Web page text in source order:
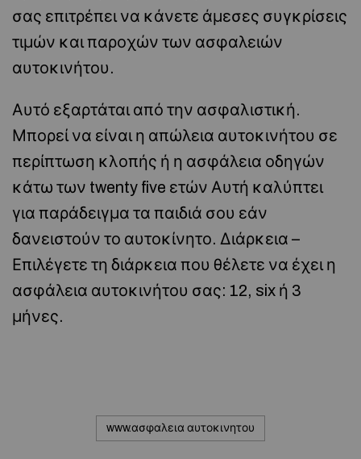
σας επιτρέπει να κάνετε άμεσες συγκρίσεις
τιμών και παροχών των ασφαλειών
αυτοκινήτου.
Αυτό εξαρτάται από την ασφαλιστική.
Μπορεί να είναι η απώλεια αυτοκινήτου σε
περίπτωση κλοπής ή η ασφάλεια οδηγών
κάτω των twenty five ετών Αυτή καλύπτει
για παράδειγμα τα παιδιά σου εάν
δανειστούν το αυτοκίνητο. Διάρκεια –
Επιλέγετε τη διάρκεια που θέλετε να έχει η
ασφάλεια αυτοκινήτου σας: 12, six ή 3
μήνες.
www.ασφαλεια αυτοκινητου